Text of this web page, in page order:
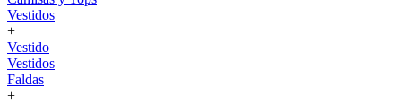
Vestidos
+
Vestido
Vestidos
Faldas
+